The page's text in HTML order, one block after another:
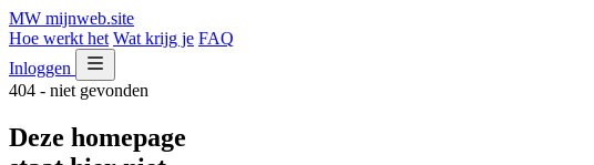
MW mijnweb.site
Hoe werkt het Wat krijg je FAQ
Inloggen
404 - niet gevonden
Deze homepage